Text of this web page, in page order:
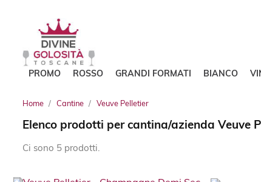
PROMO ROSSO GRANDI FORMATI BIANCO
Home Cantine Veuve Pelletier
Elenco prodotti per cantina/azienda Veuve
Ci sono 5 prodotti.